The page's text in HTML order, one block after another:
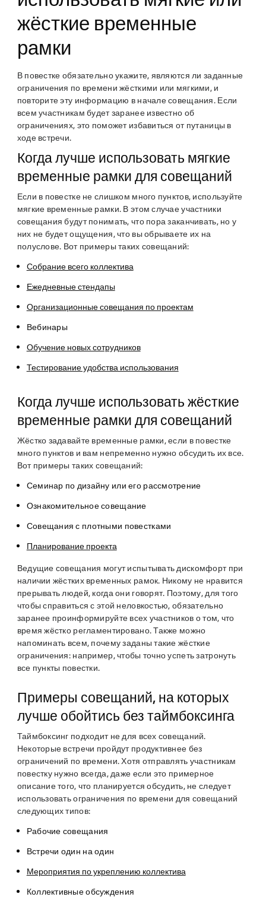
жёсткие временные
рамки
В повестке обязательно укажите, являются ли заданные
ограничения по времени жёсткими или мягкими, и
повторите эту информацию в начале совещания. Если
всем участникам будет заранее известно об
ограничениях, это поможет избавиться от путаницы в
ходе встречи.
Когда лучше использовать мягкие
временные рамки для совещаний
Если в повестке не слишком много пунктов, используйте
мягкие временные рамки. В этом случае участники
совещания будут понимать, что пора заканчивать, но у
них не будет ощущения, что вы обрываете их на
полуслове. Вот примеры таких совещаний:
Собрание всего коллектива
Ежедневные стендапы
Организационные совещания по проектам
Вебинары
Обучение новых сотрудников
Тестирование удобства использования
Когда лучше использовать жёсткие
временные рамки для совещаний
Жёстко задавайте временные рамки, если в повестке
много пунктов и вам непременно нужно обсудить их все.
Вот примеры таких совещаний:
Семинар по дизайну или его рассмотрение
Ознакомительное совещание
Совещания с плотными повестками
Планирование проекта
Ведущие совещания могут испытывать дискомфорт при
наличии жёстких временных рамок. Никому не нравится
прерывать людей, когда они говорят. Поэтому, для того
чтобы справиться с этой неловкостью, обязательно
заранее проинформируйте всех участников о том, что
время жёстко регламентировано. Также можно
напоминать всем, почему заданы такие жёсткие
ограничения: например, чтобы точно успеть затронуть
все пункты повестки.
Примеры совещаний, на которых
лучше обойтись без таймбоксинга
Таймбоксинг подходит не для всех совещаний.
Некоторые встречи пройдут продуктивнее без
ограничений по времени. Хотя отправлять участникам
повестку нужно всегда, даже если это примерное
описание того, что планируется обсудить, не следует
использовать ограничения по времени для совещаний
следующих типов:
Рабочие совещания
Встречи один на один
Мероприятия по укреплению коллектива
Коллективные обсуждения